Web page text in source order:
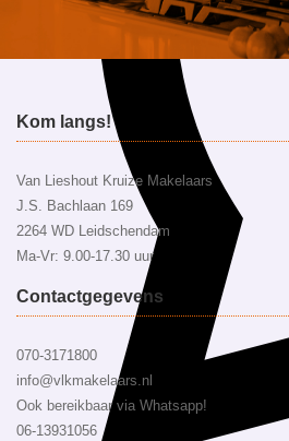
Kom langs!
Van Lieshout Kruize Makelaars
J.S. Bachlaan 169
2264 WD Leidschendam
Ma-Vr: 9.00-17.30 uur
Contactgegevens
070-3171800
info@vlkmakelaars.nl
Ook bereikbaar via Whatsapp!
06-13931056